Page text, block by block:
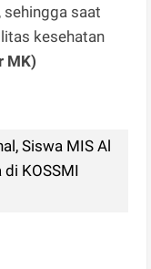
saat
kesehatan
MK)
Siswa MIS Al
KOSSMI